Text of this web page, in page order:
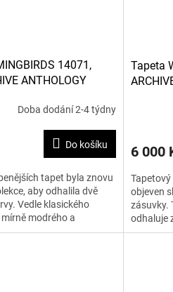
14071,
ANTHOLOGY
Doba dodání 2-4 týdny
Do košíku
tapet byla znovu
aby odhalila dvě
Vedle klasického
modrého a
jsou dvě...
Tapeta
6 000
Tapetový
objeven
zásuvky.
odhaluje
mezi